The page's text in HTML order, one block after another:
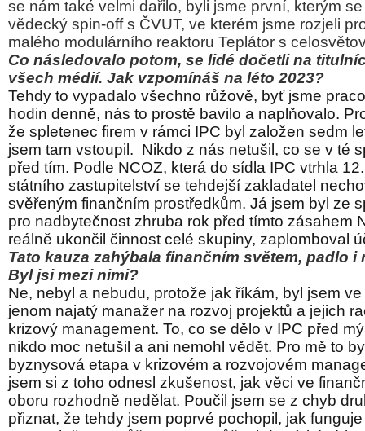
se nám také velmi dařilo, byli jsme první, kterým
vědecký spin-off s ČVUT, ve kterém jsme rozjeli
malého modulárního reaktoru Teplátor s
Co následovalo potom, se lidé dočetli na
všech médií. Jak vzpomínáš na léto 2023?
Tehdy to vypadalo všechno růžově, byť jsme
hodin denně, nás to prostě bavilo a naplňovalo.
že spletenec firem v rámci IPC byl založen sedm
jsem tam vstoupil. Nikdo z nás netušil, co se v té
před tím. Podle NCOZ, která do sídla IPC vtrhla
státního zastupitelství se tehdejší zakladatel
svěřeným finančním prostředkům. Já jsem byl ze
pro nadbytečnost zhruba rok před tímto zásahem
reálně ukončil činnost celé skupiny, zaplomboval
Tato kauza zahýbala finančním světem, padlo
Byl jsi mezi nimi?
Ne, nebyl a nebudu, protože jak říkám, byl jsem
jenom najatý manažer na rozvoj projektů a jejich
krizový management. To, co se dělo v IPC před
nikdo moc netušil a ani nemohl vědět. Pro mě to
byznysová etapa v krizovém a rozvojovém
jsem si z toho odnesl zkušenost, jak věci ve
oboru rozhodně nedělat. Poučil jsem se z chyb
přiznat, že tehdy jsem poprvé pochopil, jak